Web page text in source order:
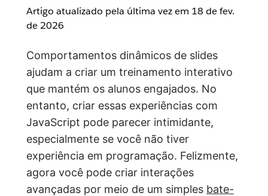
Artigo atualizado pela última vez em 18 de fev.
de 2026
Comportamentos dinâmicos de slides
ajudam a criar um treinamento interativo
que mantém os alunos engajados. No
entanto, criar essas experiências com
JavaScript pode parecer intimidante,
especialmente se você não tiver
experiência em programação. Felizmente,
agora você pode criar interações
avançadas por meio de um simples bate-